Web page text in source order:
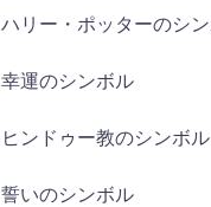
ハリー・ポッターのシ
幸運のシンボル
ヒンドゥー教のシンボル
誓いのシンボル